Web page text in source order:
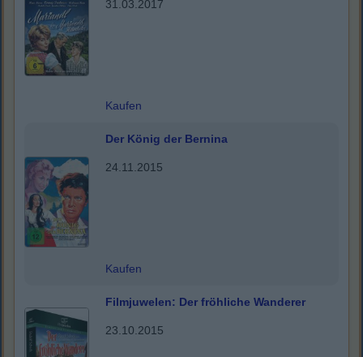
31.03.2017
Kaufen
Der König der Bernina
24.11.2015
Kaufen
Filmjuwelen: Der fröhliche Wanderer
23.10.2015